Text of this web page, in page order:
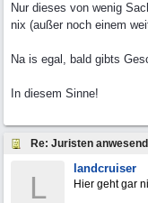
Nur dieses von wenig
nix (außer noch einem
Na is egal, bald gibts
In diesem Sinne!
L
landcruiser
Hier geht gar